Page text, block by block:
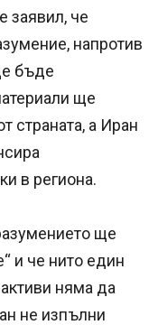
заявил, че
напротив
бъде
ще
страната, а Иран
в региона.
ще
и че нито един
няма да
не изпълни